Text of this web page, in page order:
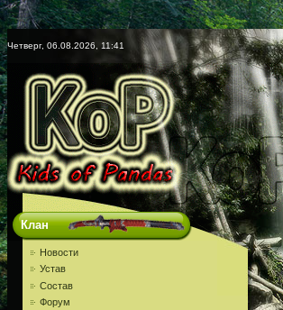
Четверг, 06.08.2026, 11:41
Клан
Новости
Устав
Состав
Форум